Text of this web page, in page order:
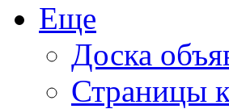
Еще
Доска
Страницы